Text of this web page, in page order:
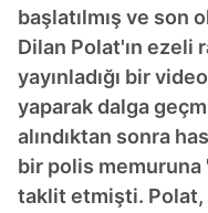
başlatılmış ve son
Dilan Polat'ın ezeli
yayınladığı bir
yaparak dalga
alındıktan sonra
bir polis memuruna
taklit etmişti. Polat,